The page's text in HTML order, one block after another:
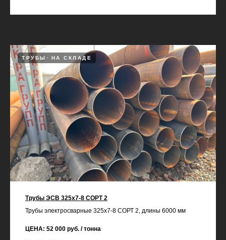
ТРУБЫ НА СКЛАДЕ
Трубы ЭСВ 325х7-8 СОРТ 2
Трубы электросварные 325х7-8 СОРТ 2, длины 6000 мм
ЦЕНА: 52 000 руб. / тонна